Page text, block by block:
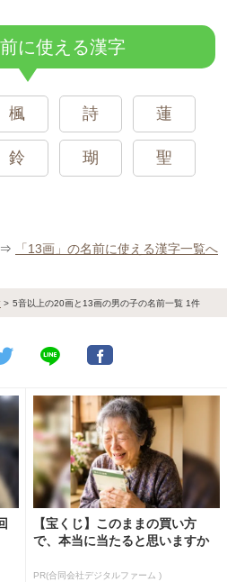
に使える漢字
楓 詩 蓮
鈴 瑚 聖
⇒ 「13画」の名前に使える漢字一覧へ
> 5音以上の20画と13画の男の子の名前一覧 1件
【宝くじ】このままの買い方
で、本当に当たると思いますか
PR(合同会社デジタルファーム )